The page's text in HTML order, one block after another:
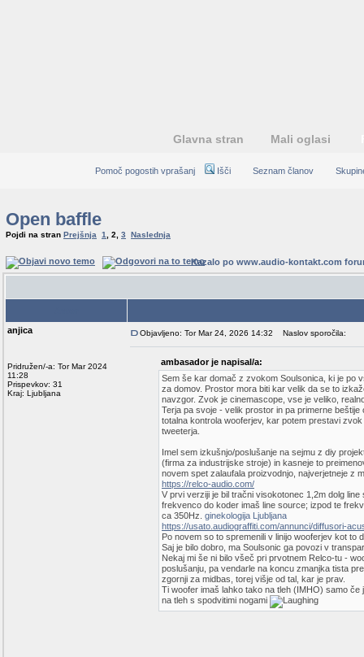
Glavna stran Mali oglasi
Pomoč pogostih vprašanj Išči Seznam članov
Open baffle
Pojdi na stran Prejšnja 1 2 3 Naslednja
Kazalo po www.audio-kontakt.com
anjica
Pridružen/-a: Tor Mar 2024
11:28
Prispevkov: 31
Kraj: Ljubljana
Objavljeno: Tor Mar 24, 2026 14:32 Naslov sporočila:
ambasador je napisal/a:
Sem še kar domač z zvokom Soulsonica, ki je po
za domov. Prostor mora biti kar velik da se to
navzgor. Zvok je cinemascope, vse je veliko,
Terja pa svoje - velik prostor in pa primerne
totalna kontrola wooferjev, kar potem prestavi
tweeterja.
Imel sem izkušnjo/poslušanje na sejmu z diy
(firma za industrijske stroje) in kasneje to
novem spet zalaufala proizvodnjo, najverjetneje z
https://relco-audio.com/
V prvi verziji je bil tračni visokotonec 1,2m dolg
frekvenco do koder imaš line source; izpod te
ca 350Hz. ginekologija Ljubljana
https://usato.audiograffiti.com/annunci/diffusori-
Po novem so to spremenili v linijo wooferjev kot to
Saj je bilo dobro, ma Soulsonic ga povozi v
Nekaj mi še ni bilo všeč pri prvotnem Relco-tu -
poslušanju, pa vendarle na koncu zmanjka tista
zgornji za midbas, torej višje od tal, kar je prav.
Ti woofer imaš lahko tako na tleh (IMHO) samo
na tleh s spodvitimi nogami